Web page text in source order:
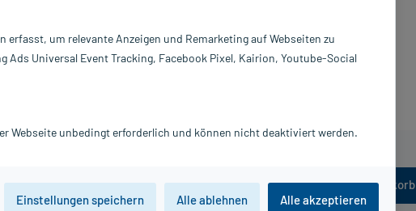
In den Warenkorb
Hersteller:
Solventum Germany GmbH
erfasst, um relevante Anzeigen und Remarketing auf Webseiten zu
Ads Universal Event Tracking, Facebook Pixel, Kairion, Youtube-Social
Webseite unbedingt erforderlich und können nicht deaktiviert werden.
Einstellungen speichern Alle ablehnen Alle akzeptieren